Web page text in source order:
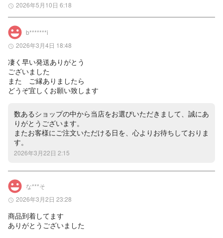
2026年5月10日 6:18
b*******i
2026年3月4日 18:48
凄く早い発送ありがとう
ございました
また　ご縁ありましたら
どうぞ宜しくお願い致します
数あるショップの中から当店をお選びいただきまして、誠にあ
りがとうございます。
またお客様にご注文いただける日を、心よりお待ちしておりま
す。
2026年3月22日 2:15
な***そ
2026年3月2日 23:28
商品到着してます
ありがとうございました